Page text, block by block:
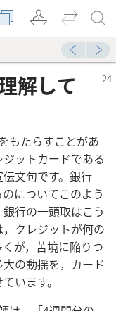
解して
もたらすことがあ
ットカードである
文句です。銀行
についてこのよう
行の一頭取はこう
クレジットが何の
が，苦境に陥りつ
の動揺を，カード
います。